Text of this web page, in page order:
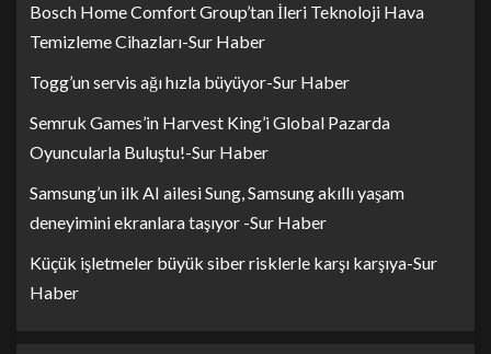
Bosch Home Comfort Group’tan İleri Teknoloji Hava
Temizleme Cihazları-Sur Haber
Togg’un servis ağı hızla büyüyor-Sur Haber
Semruk Games’in Harvest King’i Global Pazarda
Oyuncularla Buluştu!-Sur Haber
Samsung’un ilk AI ailesi Sung, Samsung akıllı yaşam
deneyimini ekranlara taşıyor -Sur Haber
Küçük işletmeler büyük siber risklerle karşı karşıya-Sur
Haber